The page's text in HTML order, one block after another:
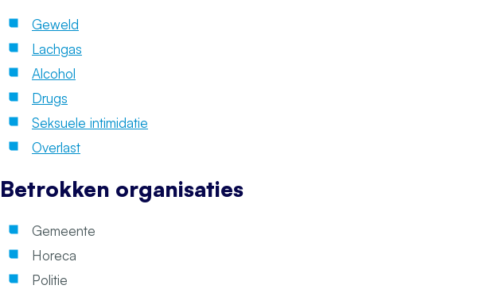
Geweld
Lachgas
Alcohol
Drugs
Seksuele intimidatie
Overlast
Betrokken organisaties
Gemeente
Horeca
Politie